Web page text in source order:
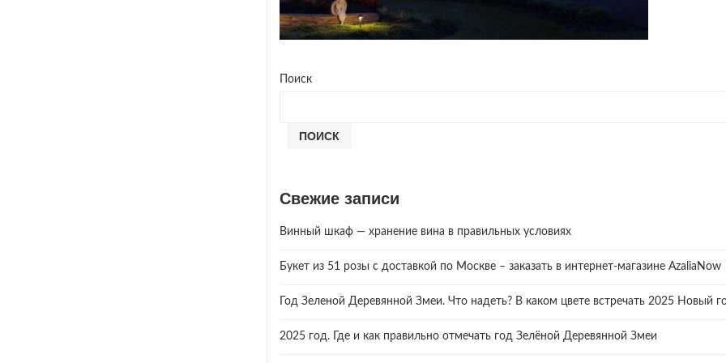
Поиск
ПОИСК
Свежие записи
Винный шкаф — хранение вина в правильных условиях
Букет из 51 розы с доставкой по Москве – заказать в интернет-магазине AzaliaNow
Год Зеленой Деревянной Змеи. Что надеть? В каком цвете встречать 2025 Новый
2025 год. Где и как правильно отмечать год Зелёной Деревянной Змеи